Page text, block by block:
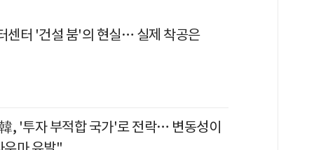
센터 '건설 붐'의 현실… 실제 착공은
, '투자 부적합 국가'로 전락… 변동성이